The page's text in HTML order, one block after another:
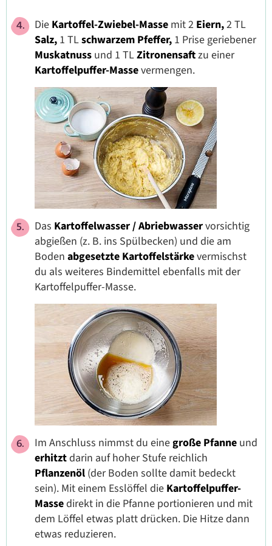
Die Kartoffel-Zwiebel-Masse mit 2 Eiern,2 TL
Salz, 1 TLschwarzem Pfeffer, 1 Prise geriebener
Muskatnuss und 1 TLZitronensaftzu einer
Kartoffelpuffer-Massevermengen.
Das Kartoffelwasser / Abriebwasservorsichtig
abgießen (z. B. ins Spülbecken) und die am
Boden abgesetzte Kartoffelstärkevermischst
du als weiteres Bindemittel ebenfalls mit der
Kartoffelpuffer-Masse.
Im Anschluss nimmst du einegroße Pfanne und
erhitztdarin auf hoher Stufe reichlich
Pflanzenöl (der Boden sollte damit bedeckt
sein). Mit einem Esslöffel die Kartoffelpuffer-
Massedirekt in die Pfanne portionieren und mit
dem Löffel etwas platt drücken. Die Hitze dann
etwas reduzieren.